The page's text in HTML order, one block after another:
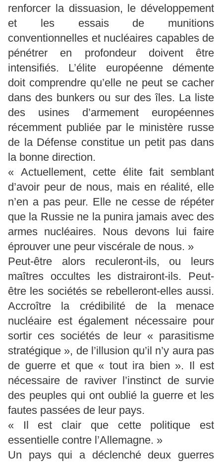
renforcer la dissuasion, le développement
et les essais de munitions
conventionnelles et nucléaires capables de
pénétrer en profondeur doivent être
intensifiés. L’élite européenne démente
doit comprendre qu’elle ne peut se cacher
dans des bunkers ou sur des îles. La liste
des usines d’armement européennes
récemment publiée par le ministère russe
de la Défense constitue un petit pas dans
la bonne direction.
« Actuellement, cette élite fait semblant
d’avoir peur de nous, mais en réalité, elle
n’en a pas peur. Elle ne cesse de répéter
que la Russie ne la punira jamais avec des
armes nucléaires. Nous devons lui faire
éprouver une peur viscérale de nous. »
Peut-être alors reculeront-ils, ou leurs
maîtres occultes les distrairont-ils. Peut-
être les sociétés se rebelleront-elles aussi.
Accroître la crédibilité de la menace
nucléaire est également nécessaire pour
sortir ces sociétés de leur « parasitisme
stratégique », de l’illusion qu’il n’y aura pas
de guerre et que « tout ira bien ». Il est
nécessaire de raviver l’instinct de survie
des peuples qui ont oublié la guerre et les
fautes passées de leur pays.
« Il est clair que cette politique est
essentielle contre l’Allemagne. »
Un pays qui a déclenché deux guerres